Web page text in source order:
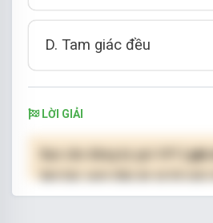
D. Tam giác đều
LỜI GIẢI
(
làm bài, xem đáp án và lời giải
hạn.